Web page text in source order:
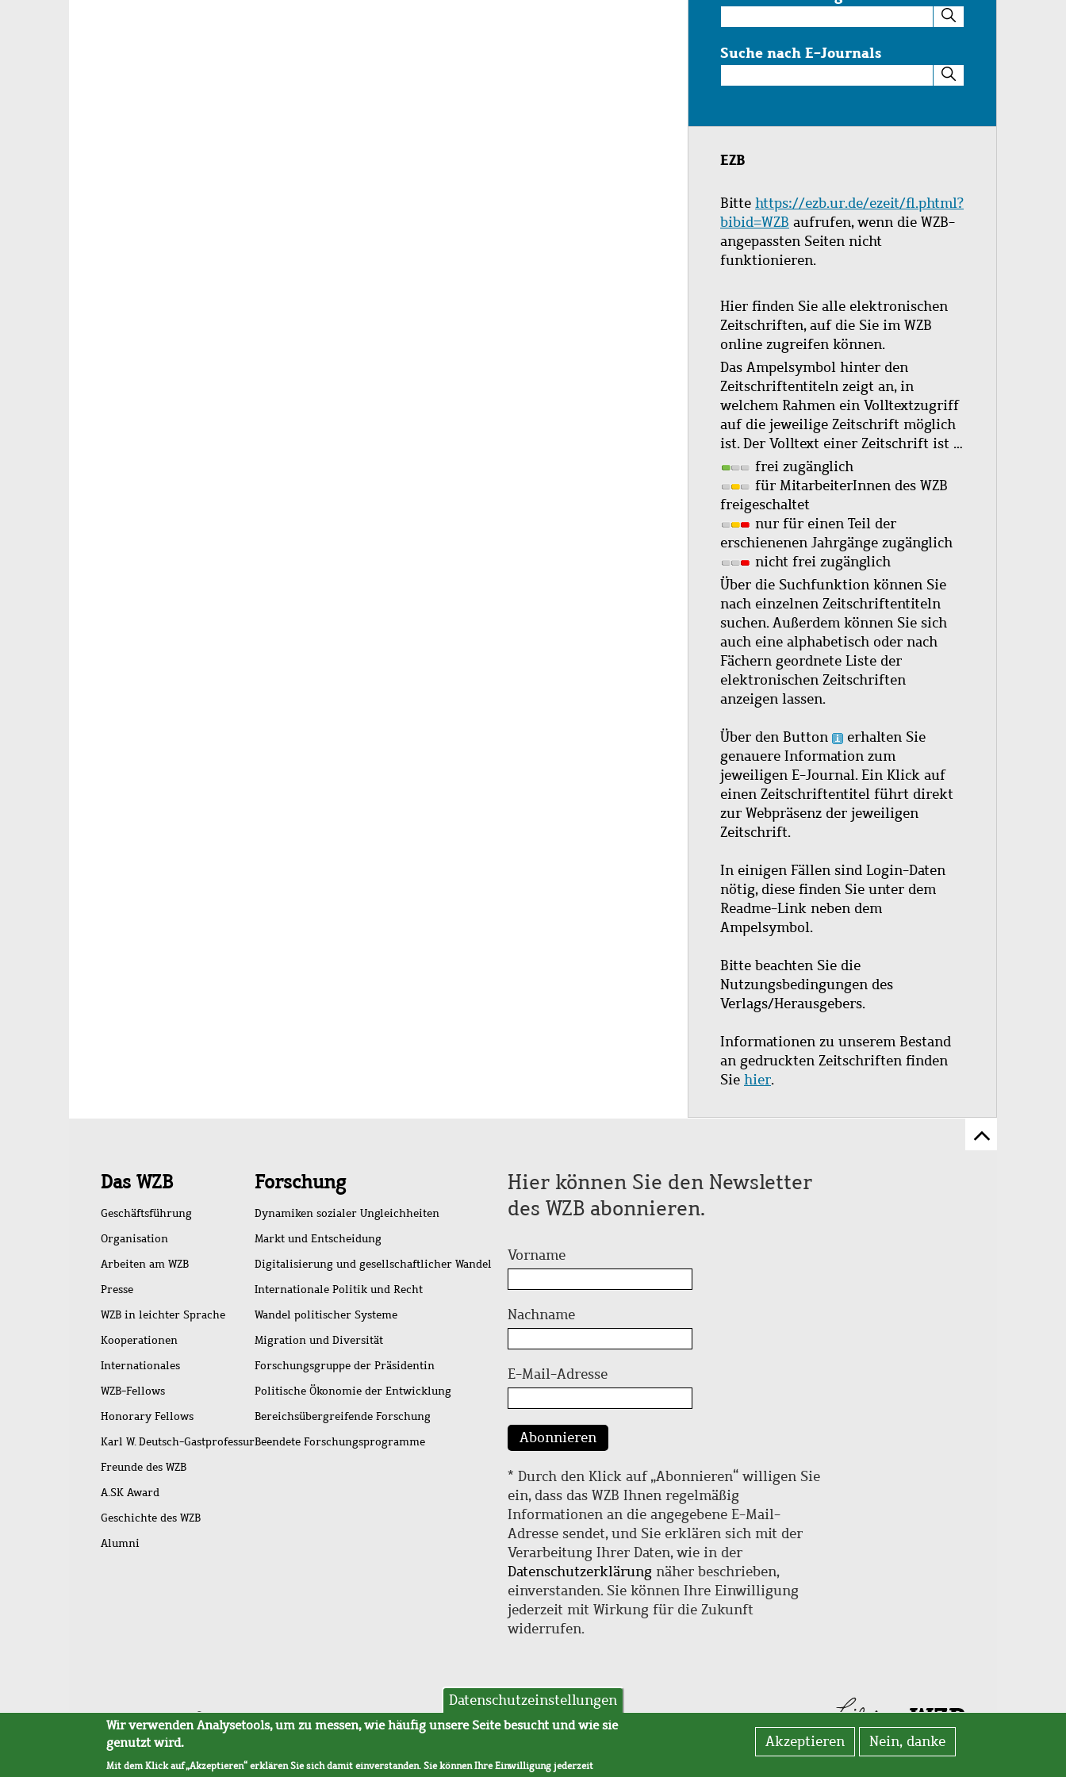
im
Katalog
Suche nach E-Journals
nach
Journals
EZB
Bitte https://ezb.ur.de/ezeit/fl.phtml?
bibid=WZB aufrufen, wenn die WZB-
angepassten Seiten nicht
funktionieren.
Hier finden Sie alle elektronischen
Zeitschriften, auf die Sie im WZB
online zugreifen können.
Das Ampelsymbol hinter den
Zeitschriftentiteln zeigt an, in
welchem Rahmen ein Volltextzugriff
auf die jeweilige Zeitschrift möglich
ist. Der Volltext einer Zeitschrift ist …
frei zugänglich
für MitarbeiterInnen des WZB
freigeschaltet
nur für einen Teil der
erschienenen Jahrgänge zugänglich
nicht frei zugänglich
Über die Suchfunktion können Sie
nach einzelnen Zeitschriftentiteln
suchen. Außerdem können Sie sich
auch eine alphabetisch oder nach
Fächern geordnete Liste der
elektronischen Zeitschriften
anzeigen lassen.
Über den Button
erhalten Sie
genauere Information zum
jeweiligen E-Journal. Ein Klick auf
einen Zeitschriftentitel führt direkt
zur Webpräsenz der jeweiligen
Zeitschrift.
In einigen Fällen sind Login-Daten
nötig, diese finden Sie unter dem
Readme-Link neben dem
Ampelsymbol.
Bitte beachten Sie die
Nutzungsbedingungen des
Verlags/Herausgebers.
Informationen zu unserem Bestand
an gedruckten Zeitschriften finden
Sie hier.
Zum
Schnellzugriff
Das WZB
Geschäftsführung
Organisation
Arbeiten am WZB
Presse
WZB in leichter Sprache
Kooperationen
Internationales
WZB-Fellows
Honorary Fellows
Karl W. Deutsch-Gastprofessur
Freunde des WZB
A.SK Award
Geschichte des WZB
Alumni
Forschung
Dynamiken sozialer Ungleichheiten
Markt und Entscheidung
Digitalisierung und gesellschaftlicher Wandel
Internationale Politik und Recht
Wandel politischer Systeme
Migration und Diversität
Forschungsgruppe der Präsidentin
Politische Ökonomie der Entwicklung
Bereichsübergreifende Forschung
Beendete Forschungsprogramme
Hier können Sie den Newsletter
des WZB abonnieren.
Vorname
Nachname
E-Mail-Adresse
Abonnieren
* Durch den Klick auf „Abonnieren“ willigen Sie
ein, dass das WZB Ihnen regelmäßig
Informationen an die angegebene E-Mail-
Adresse sendet, und Sie erklären sich mit der
Verarbeitung Ihrer Daten, wie in der
Datenschutzerklärung näher beschrieben,
einverstanden. Sie können Ihre Einwilligung
jederzeit mit Wirkung für die Zukunft
widerrufen.
Fußleistenmenü
SitemapBarrierefreiheitImpressumDatenschutzAVB
Datenschutzeinstellungen
Wir verwenden Analysetools, um zu messen, wie häufig unsere Seite besucht und wie sie
genutzt wird.
Mit dem Klick auf „Akzeptieren“ erklären Sie sich damit einverstanden. Sie können Ihre Einwilligung jederzeit
Akzeptieren Nein, danke